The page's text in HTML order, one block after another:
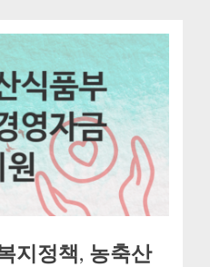
지정책, 농축산